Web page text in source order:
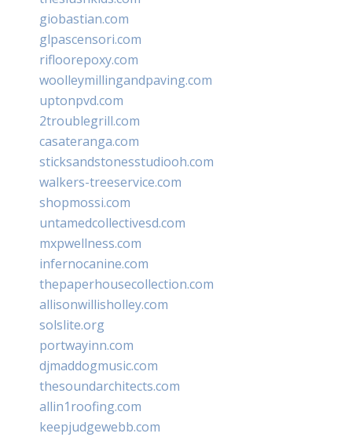
giobastian.com
glpascensori.com
rifloorepoxy.com
woolleymillingandpaving.com
uptonpvd.com
2troublegrill.com
casateranga.com
sticksandstonesstudiooh.com
walkers-treeservice.com
shopmossi.com
untamedcollectivesd.com
mxpwellness.com
infernocanine.com
thepaperhousecollection.com
allisonwillisholley.com
solslite.org
portwayinn.com
djmaddogmusic.com
thesoundarchitects.com
allin1roofing.com
keepjudgewebb.com